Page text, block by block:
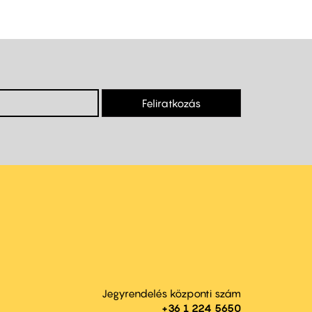
Feliratkozás
Jegyrendelés központi szám
+36 1 224 5650